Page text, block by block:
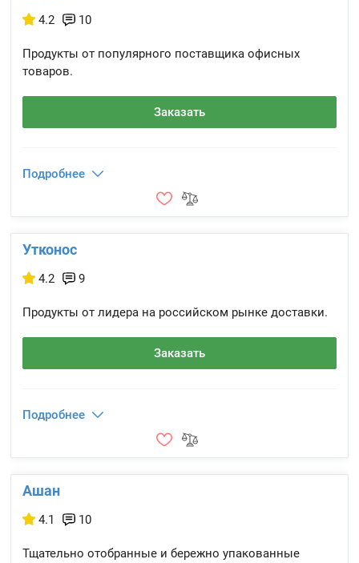
4.2 10
Продукты от популярного поставщика офисных
товаров.
Заказать
Подробнее
Утконос
4.2 9
Продукты от лидера на российском рынке доставки.
Заказать
Подробнее
Ашан
4.1 10
Тщательно отобранные и бережно упакованные